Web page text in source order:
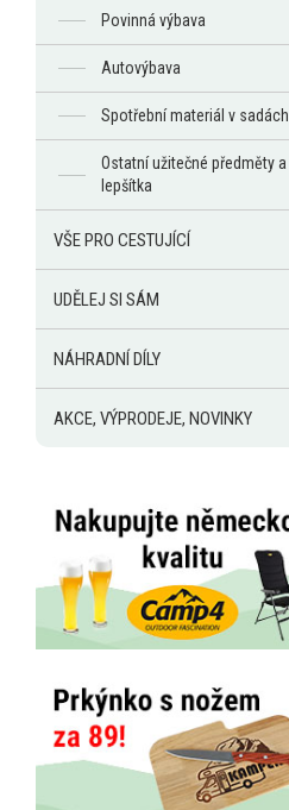
Povinná výbava
Autovýbava
Spotřební materiál v sadách
Ostatní užitečné předměty a
lepšítka
VŠE PRO CESTUJÍCÍ
UDĚLEJ SI SÁM
NÁHRADNÍ DÍLY
AKCE, VÝPRODEJE, NOVINKY